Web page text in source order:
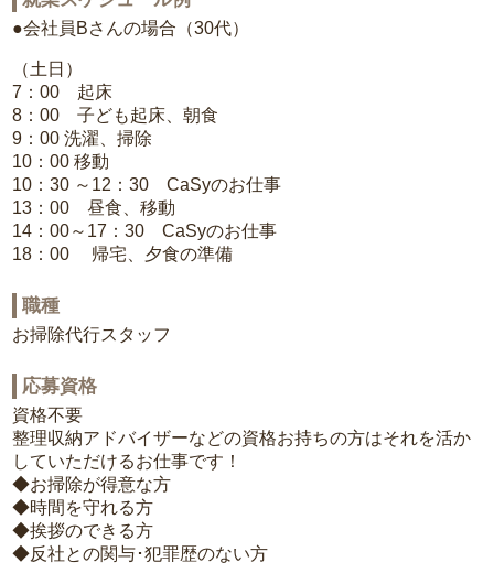
●会社員Bさんの場合（30代）
（土日）
7：00 起床
8：00 子ども起床、朝食
9：00 洗濯、掃除
10：00 移動
10：30 ～12：30 CaSyのお仕事
13：00 昼食、移動
14：00～17：30 CaSyのお仕事
18：00 帰宅、夕食の準備
職種
お掃除代行スタッフ
応募資格
資格不要
整理収納アドバイザーなどの資格お持ちの方はそれを活か
していただけるお仕事です！
◆お掃除が得意な方
◆時間を守れる方
◆挨拶のできる方
◆反社との関与･犯罪歴のない方